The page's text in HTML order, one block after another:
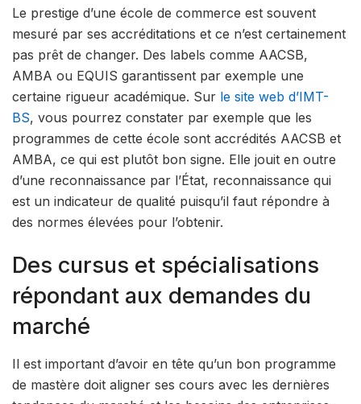
Le prestige d’une école de commerce est souvent
mesuré par ses accréditations et ce n’est certainement
pas prêt de changer. Des labels comme AACSB,
AMBA ou EQUIS garantissent par exemple une
certaine rigueur académique. Sur le site web d’IMT-
BS, vous pourrez constater par exemple que les
programmes de cette école sont accrédités AACSB et
AMBA, ce qui est plutôt bon signe. Elle jouit en outre
d’une reconnaissance par l’État, reconnaissance qui
est un indicateur de qualité puisqu’il faut répondre à
des normes élevées pour l’obtenir.
Des cursus et spécialisations
répondant aux demandes du
marché
Il est important d’avoir en tête qu’un bon programme
de mastère doit aligner ses cours avec les dernières